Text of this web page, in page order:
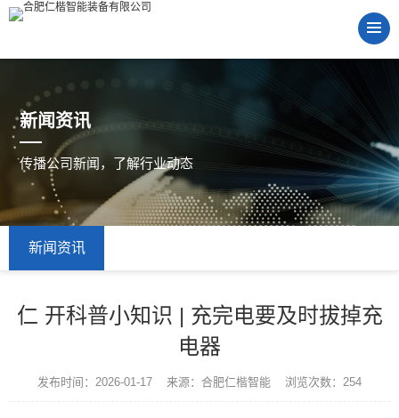
新闻资讯
传播公司新闻，了解行业动态
新闻资讯
仁 开科普小知识 | 充完电要及时拔掉充
电器
发布时间：2026-01-17 来源：合肥仁楷智能 浏览次数：254